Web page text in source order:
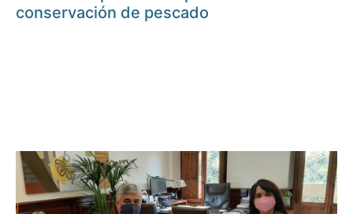
conservación de pescado